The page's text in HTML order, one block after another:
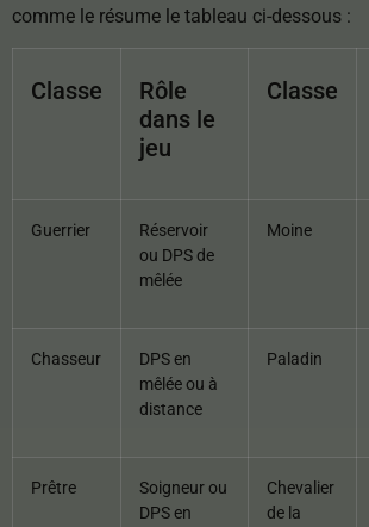
comme le résume le tableau ci-dessous :
Classe
Rôle
dans le
jeu
Classe
Guerrier
Réservoir
ou DPS de
mêlée
Moine
Chasseur
DPS en
mêlée ou à
distance
Paladin
Prêtre
Soigneur ou
DPS en
Chevalier
de la